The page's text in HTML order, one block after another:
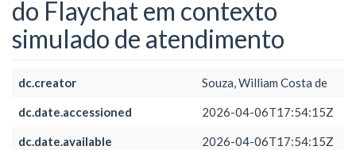
do Flaychat em contexto
simulado de atendimento
dc.creator Souza, William Costa de
dc.date.accessioned 2026-04-06T17:54:15Z
dc.date.available 2026-04-06T17:54:15Z